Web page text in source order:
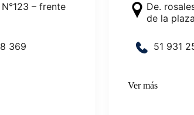
– frente
8 369
De.
de la plaza
51 931 2
Ver más